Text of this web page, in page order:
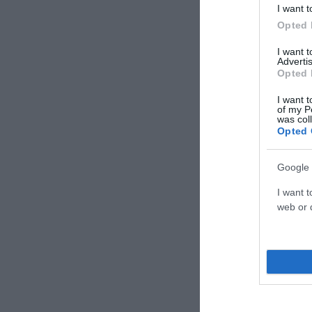
I want
Opted
I want
Opted
I want
of my
was
Opted
Google
I want
web or